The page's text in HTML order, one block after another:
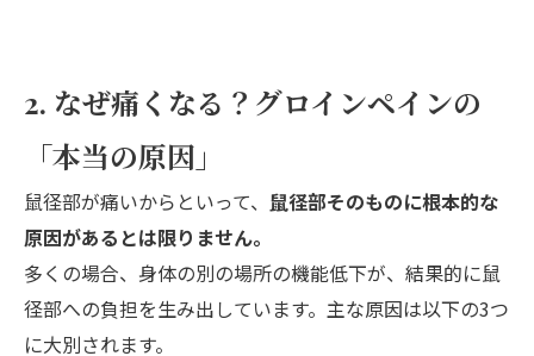
2. なぜ痛くなる？グロインペインの
「本当の原因」
鼠径部が痛いからといって、 鼠径部そのものに根本的な
原因があるとは限りません。
多くの場合、身体の別の場所の機能低下が、結果的に鼠
径部への負担を生み出しています。主な原因は以下の3つ
に大別されます。